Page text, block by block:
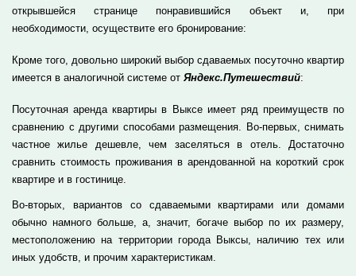
открывшейся странице понравившийся объект и, при
необходимости, осуществите его бронирование:
Кроме того, довольно широкий выбор сдаваемых посуточно квартир
имеется в аналогичной системе от Яндекс.Путешествий:
Посуточная аренда квартиры в Выксе имеет ряд преимуществ по
сравнению с другими способами размещения. Во-первых, снимать
частное жилье дешевле, чем заселяться в отель. Достаточно
сравнить стоимость проживания в арендованной на короткий срок
квартире и в гостинице.
Во-вторых, вариантов со сдаваемыми квартирами или домами
обычно намного больше, а, значит, богаче выбор по их размеру,
местоположению на территории города Выксы, наличию тех или
иных удобств, и прочим характеристикам.